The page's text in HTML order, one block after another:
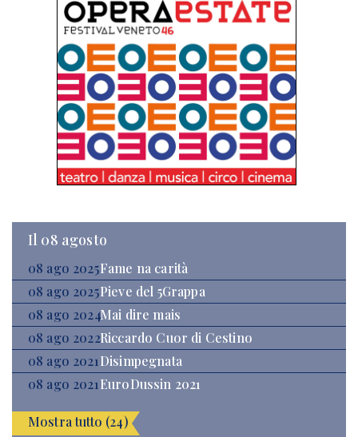
Il 08 agosto
08 ago 2025Fame na carità
08 ago 2025Pieve del 5Grappa
08 ago 2024Mai dire mais
08 ago 2022Riccardo Cuor di Cestino
08 ago 2021Disimpegnata
08 ago 2021EuroDussin 2021
Mostra tutto (24)